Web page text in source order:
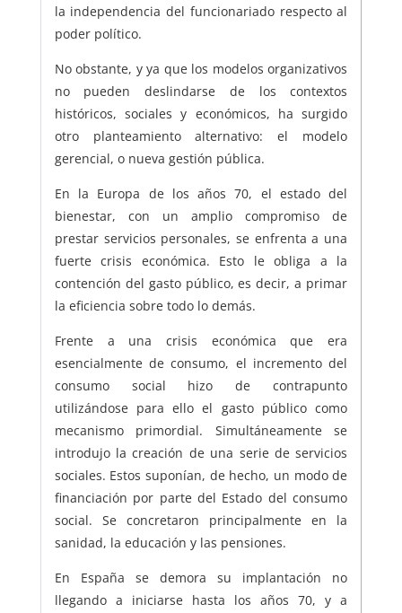
la independencia del funcionariado respecto al
poder político.
No obstante, y ya que los modelos organizativos
no pueden deslindarse de los contextos
históricos, sociales y económicos, ha surgido
otro planteamiento alternativo: el modelo
gerencial, o nueva gestión pública.
En la Europa de los años 70, el estado del
bienestar, con un amplio compromiso de
prestar servicios personales, se enfrenta a una
fuerte crisis económica. Esto le obliga a la
contención del gasto público, es decir, a primar
la eficiencia sobre todo lo demás.
Frente a una crisis económica que era
esencialmente de consumo, el incremento del
consumo social hizo de contrapunto
utilizándose para ello el gasto público como
mecanismo primordial. Simultáneamente se
introdujo la creación de una serie de servicios
sociales. Estos suponían, de hecho, un modo de
financiación por parte del Estado del consumo
social. Se concretaron principalmente en la
sanidad, la educación y las pensiones.
En España se demora su implantación no
llegando a iniciarse hasta los años 70, y a